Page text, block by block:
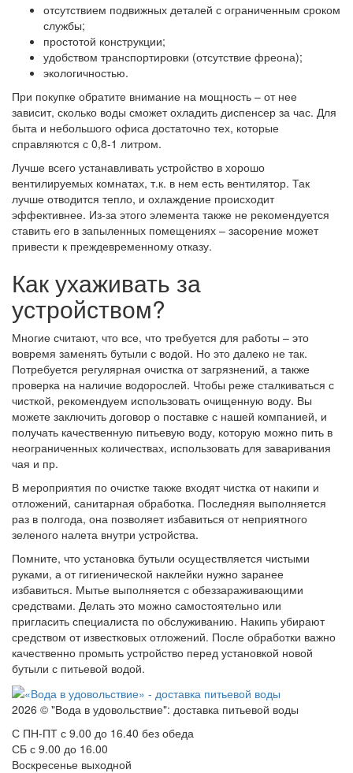
отсутствием подвижных деталей с ограниченным сроком
службы;
простотой конструкции;
удобством транспортировки (отсутствие фреона);
экологичностью.
При покупке обратите внимание на мощность – от нее
зависит, сколько воды сможет охладить диспенсер за час. Для
быта и небольшого офиса достаточно тех, которые
справляются с 0,8-1 литром.
Лучше всего устанавливать устройство в хорошо
вентилируемых комнатах, т.к. в нем есть вентилятор. Так
лучше отводится тепло, и охлаждение происходит
эффективнее. Из-за этого элемента также не рекомендуется
ставить его в запыленных помещениях – засорение может
привести к преждевременному отказу.
Как ухаживать за
устройством?
Многие считают, что все, что требуется для работы – это
вовремя заменять бутыли с водой. Но это далеко не так.
Потребуется регулярная очистка от загрязнений, а также
проверка на наличие водорослей. Чтобы реже сталкиваться с
чисткой, рекомендуем использовать очищенную воду. Вы
можете заключить договор о поставке с нашей компанией, и
получать качественную питьевую воду, которую можно пить в
неограниченных количествах, использовать для заваривания
чая и пр.
В мероприятия по очистке также входят чистка от накипи и
отложений, санитарная обработка. Последняя выполняется
раз в полгода, она позволяет избавиться от неприятного
зеленого налета внутри устройства.
Помните, что установка бутыли осуществляется чистыми
руками, а от гигиенической наклейки нужно заранее
избавиться. Мытье выполняется с обеззараживающими
средствами. Делать это можно самостоятельно или
пригласить специалиста по обслуживанию. Накипь убирают
средством от известковых отложений. После обработки важно
качественно промыть устройство перед установкой новой
бутыли с питьевой водой.
2026 © "Вода в удовольствие": доставка питьевой воды
С ПН-ПТ с 9.00 до 16.40 без обеда
СБ с 9.00 до 16.00
Воскресенье выходной